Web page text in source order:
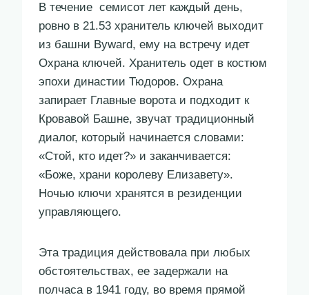
В течение семисот лет каждый день,
ровно в 21.53 хранитель ключей выходит
из башни Byward, ему на встречу идет
Охрана ключей. Хранитель одет в костюм
эпохи династии Тюдоров. Охрана
запирает Главные ворота и подходит к
Кровавой Башне, звучат традиционный
диалог, который начинается словами:
«Стой, кто идет?» и заканчивается:
«Боже, храни королеву Елизавету».
Ночью ключи хранятся в резиденции
управляющего.
Эта традиция действовала при любых
обстоятельствах, ее задержали на
полчаса в 1941 году, во время прямой